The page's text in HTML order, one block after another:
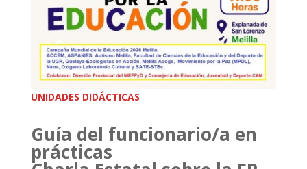
UNIDADES DIDÁCTICAS
Guía del funcionario/a en
prácticas